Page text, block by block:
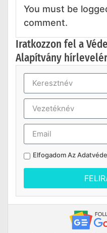
You must be
comment.
Iratkozzon fel a
Alapítvány
Elfogadom Az